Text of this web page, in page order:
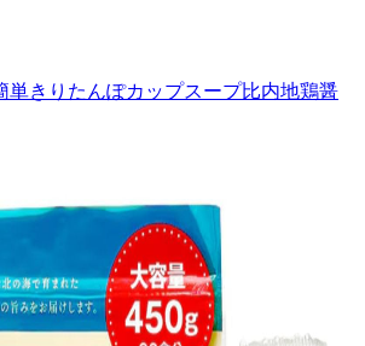
単きりたんぽカップスープ比内地鶏醤